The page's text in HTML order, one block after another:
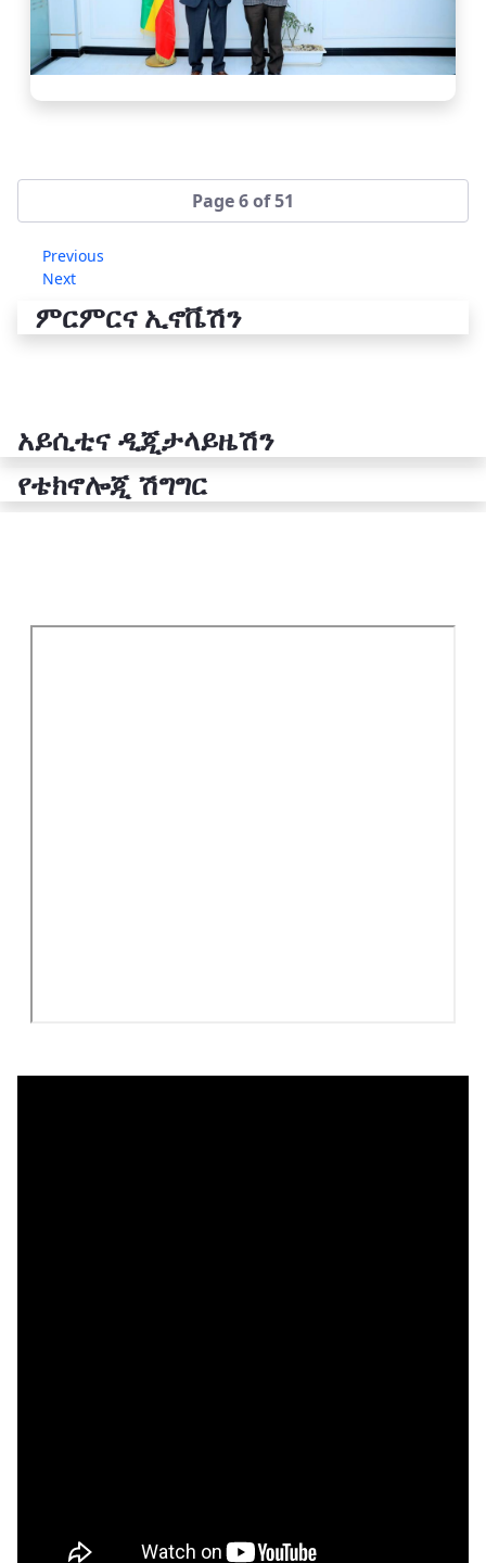
Page 6 of 51
Previous
Next
ምርምርና ኢኖቬሽን
አይሲቲና ዲጂታላይዜሽን
የቴክኖሎጂ ሽግግር